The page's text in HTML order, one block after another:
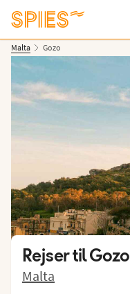
Malta Gozo
Rejser tilGozo
Malta